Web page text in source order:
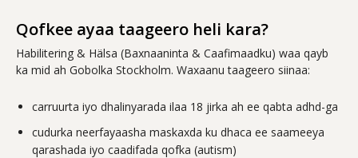
Qofkee ayaa taageero heli kara?
Habilitering & Hälsa (Baxnaaninta & Caafimaadku) waa qayb
ka mid ah Gobolka Stockholm. Waxaanu taageero siinaa:
carruurta iyo dhalinyarada ilaa 18 jirka ah ee qabta adhd-ga
cudurka neerfayaasha maskaxda ku dhaca ee saameeya
qarashada iyo caadifada qofka (autism)